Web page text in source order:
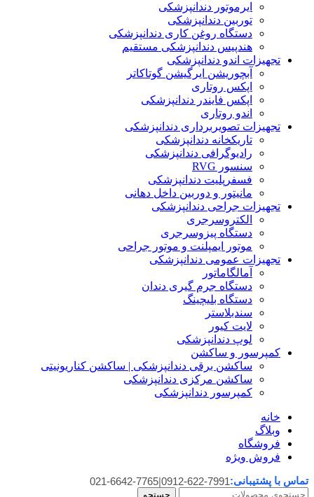
ایرموتور دندانپزشکی
توربین دندانپزشکی
دستگاه روغن کاری دندانپزشکی
هندپیس دندانپزشکی مستقیم
تجهیزات اندو دندانپزشکی
آبچوریشن ایرگیشن گوتاکاتر
اپکس روتاری
اپکس فایندر دندانپزشکی
اندو روتاری
تجهیزات تصویربرداری دندانپزشکی
تاریکخانه دندانپزشکی
رادیوگرافی دندانپزشکی
سنسور RVG
فسفرپلیت دندانپزشکی
مانیتور و دوربین داخل دهانی
تجهیزات جراحی دندانپزشکی
الکتروسرجری
دستگاه پیزوسرجری
موتور ایمپلنت و موتور جراحی
تجهیزات عمومی دندانپزشکی
آمالگاماتور
دستگاه جرم گیری دندان
دستگاه بلیچینگ
سندبلاستر
لایت کیور
لوپ دندانپزشکی
کمپرسور و ساکشن
ساکشن برقی دندانپزشکی | ساکشن کناریونیتی
ساکشن مرکزی دندانپزشکی
کمپرسور دندانپزشکی
خانه
وبلاگ
فروشگاه
فروش ویژه
تماس با پشتیبانی:0912-622-7991
|
021-6642-7765
جستجو